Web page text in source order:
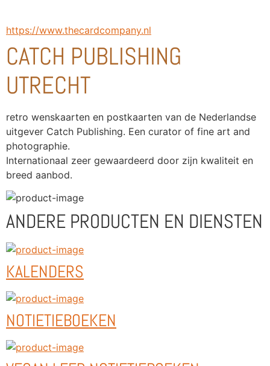
https://www.thecardcompany.nl
CATCH PUBLISHING
UTRECHT
retro wenskaarten en postkaarten van de Nederlandse
uitgever Catch Publishing. Een curator of fine art and
photographie.
Internationaal zeer gewaardeerd door zijn kwaliteit en
breed aanbod.
ANDERE PRODUCTEN EN DIENSTEN
KALENDERS
NOTIETIEBOEKEN